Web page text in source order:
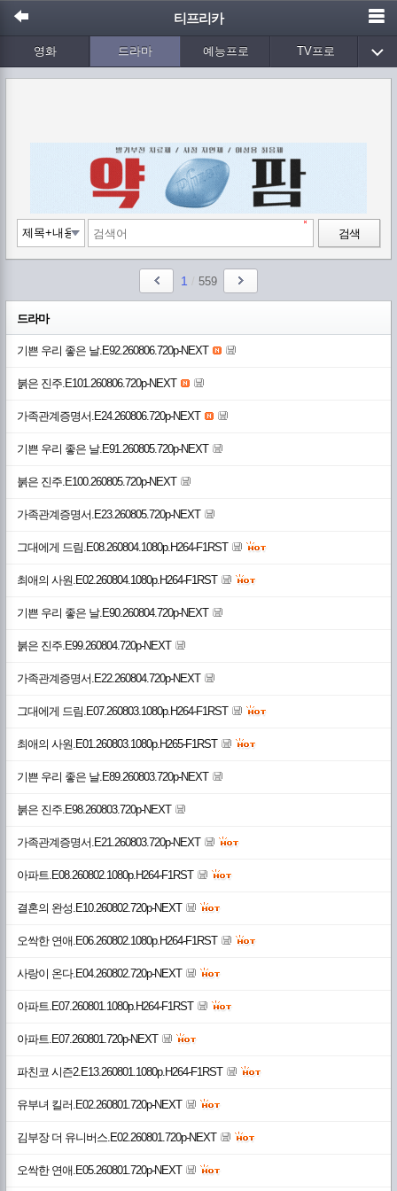
티프리카
영화 드라마 예능프로 TV프로
애니메이션 음악 Wetv
검색
1 559
드라마
기쁜 우리 좋은 날.E92.260806.720p-NEXT
붉은 진주.E101.260806.720p-NEXT
가족관계증명서.E24.260806.720p-NEXT
기쁜 우리 좋은 날.E91.260805.720p-NEXT
붉은 진주.E100.260805.720p-NEXT
가족관계증명서.E23.260805.720p-NEXT
그대에게 드림.E08.260804.1080p.H264-F1RST
최애의 사원.E02.260804.1080p.H264-F1RST
기쁜 우리 좋은 날.E90.260804.720p-NEXT
붉은 진주.E99.260804.720p-NEXT
가족관계증명서.E22.260804.720p-NEXT
그대에게 드림.E07.260803.1080p.H264-F1RST
최애의 사원.E01.260803.1080p.H265-F1RST
기쁜 우리 좋은 날.E89.260803.720p-NEXT
붉은 진주.E98.260803.720p-NEXT
가족관계증명서.E21.260803.720p-NEXT
아파트.E08.260802.1080p.H264-F1RST
결혼의 완성.E10.260802.720p-NEXT
오싹한 연애.E06.260802.1080p.H264-F1RST
사랑이 온다.E04.260802.720p-NEXT
아파트.E07.260801.1080p.H264-F1RST
아파트.E07.260801.720p-NEXT
파친코 시즌2.E13.260801.1080p.H264-F1RST
유부녀 킬러.E02.260801.720p-NEXT
김부장 더 유니버스.E02.260801.720p-NEXT
오싹한 연애.E05.260801.720p-NEXT